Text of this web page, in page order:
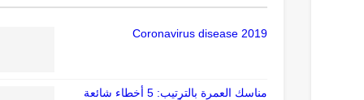
Coronavirus disease 2019
مناسك العمرة بالترتيب: 5 أخطاء شائعة